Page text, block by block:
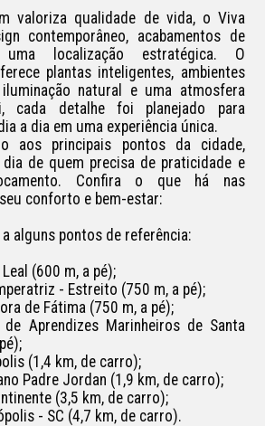
valoriza qualidade de vida, o Viva
contemporâneo, acabamentos de
localização estratégica. O
plantas inteligentes, ambientes
natural e uma atmosfera
cada detalhe foi planejado para
a dia em uma experiência única.
aos principais pontos da cidade,
de quem precisa de praticidade e
Confira o que há nas
conforto e bem-estar:
alguns pontos de referência:
(600 m, a pé);
- Estreito (750 m, a pé);
de Fátima (750 m, a pé);
Aprendizes Marinheiros de Santa
(1,4 km, de carro);
Padre Jordan (1,9 km, de carro);
(3,5 km, de carro);
- SC (4,7 km, de carro).